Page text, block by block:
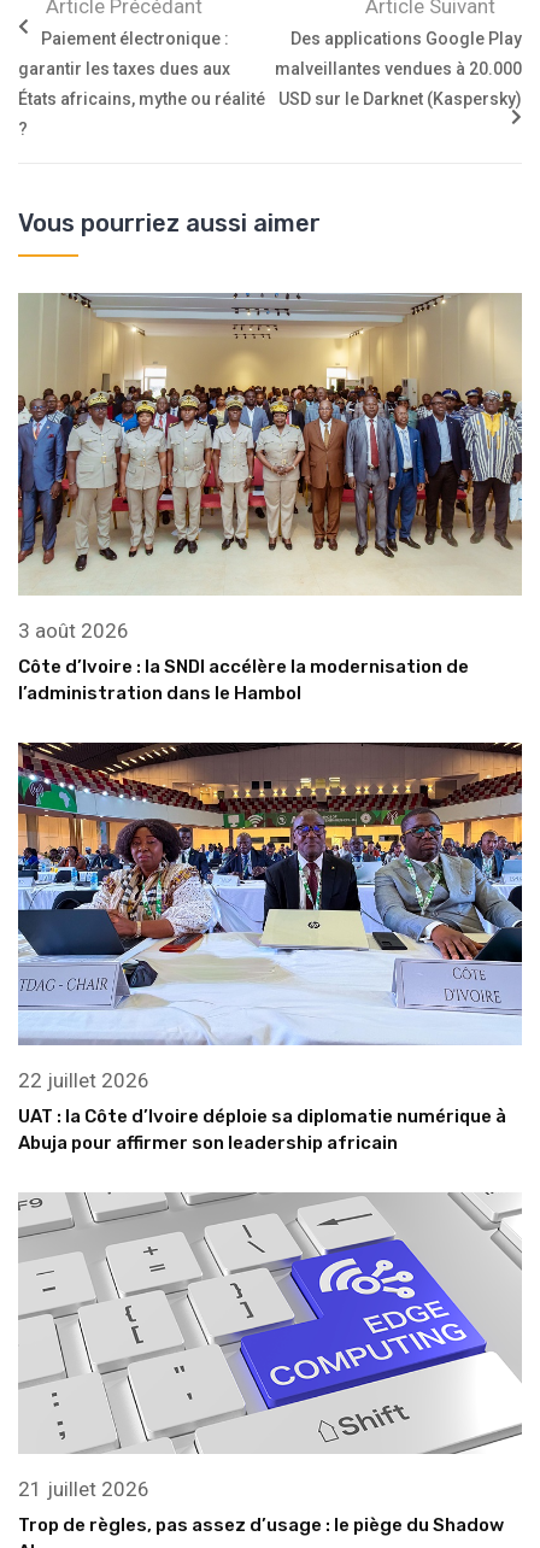
Article Précédant
Paiement électronique :
garantir les taxes dues aux
États africains, mythe ou réalité
?
Article Suivant
Des applications Google Play
malveillantes vendues à 20.000
USD sur le Darknet (Kaspersky)
Vous pourriez aussi aimer
3 août 2026
Côte d’Ivoire : la SNDI accélère la modernisation de
l’administration dans le Hambol
22 juillet 2026
UAT : la Côte d’Ivoire déploie sa diplomatie numérique à
Abuja pour affirmer son leadership africain
21 juillet 2026
Trop de règles, pas assez d’usage : le piège du Shadow